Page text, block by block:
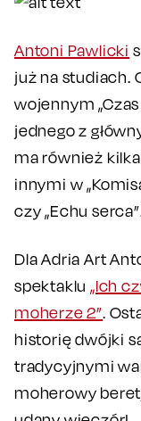
Antoni Pawlicki
już na studiach.
wojennym
jednego z
ma również
innymi w
czy „Echu
Dla Adria Art
spektaklu„Ich
moherze 2”.
historię dwójki
tradycyjnymi
moherowy